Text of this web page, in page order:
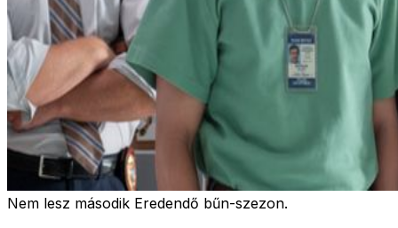
Nem lesz második Eredendő bűn-szezon.